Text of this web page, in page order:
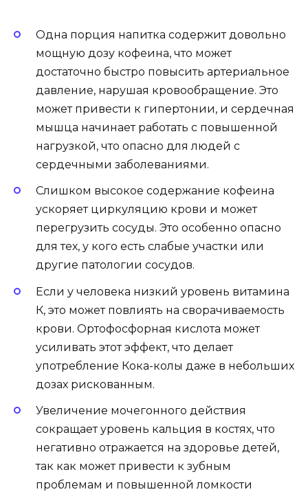
Одна порция напитка содержит довольно
мощную дозу кофеина, что может
достаточно быстро повысить артериальное
давление, нарушая кровообращение. Это
может привести к гипертонии, и сердечная
мышца начинает работать с повышенной
нагрузкой, что опасно для людей с
сердечными заболеваниями.
Слишком высокое содержание кофеина
ускоряет циркуляцию крови и может
перегрузить сосуды. Это особенно опасно
для тех, у кого есть слабые участки или
другие патологии сосудов.
Если у человека низкий уровень витамина
К, это может повлиять на сворачиваемость
крови. Ортофосфорная кислота может
усиливать этот эффект, что делает
употребление Кока-колы даже в небольших
дозах рискованным.
Увеличение мочегонного действия
сокращает уровень кальция в костях, что
негативно отражается на здоровье детей,
так как может привести к зубным
проблемам и повышенной ломкости